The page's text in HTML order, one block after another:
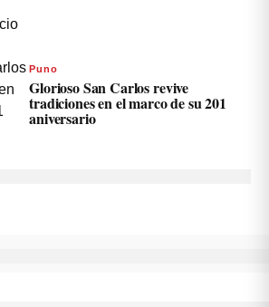
Puno
Glorioso San Carlos revive
tradiciones en el marco de su 201
aniversario